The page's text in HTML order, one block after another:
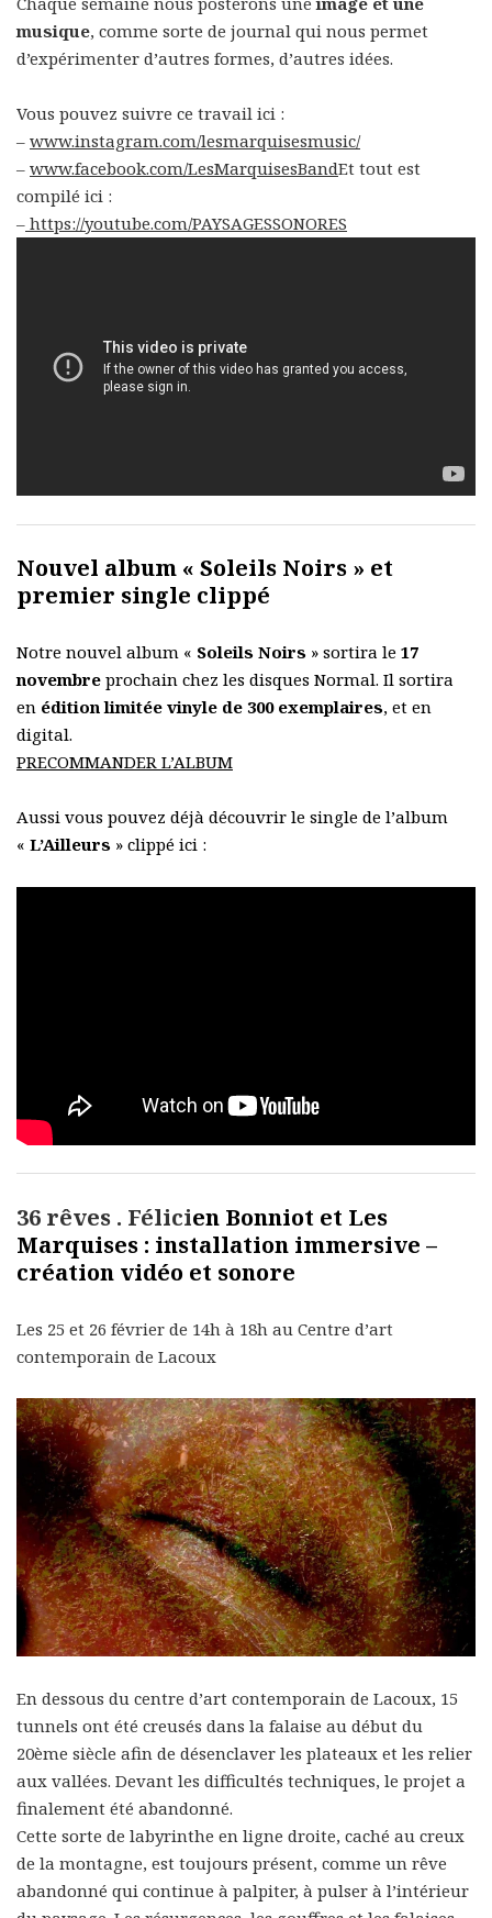
musique, comme sorte de journal qui nous permet
d’expérimenter d’autres formes, d’autres idées.
Vous pouvez suivre ce travail ici :
– www.instagram.com/lesmarquisesmusic/
– www.facebook.com/LesMarquisesBandEt tout est
compilé ici :
– https://youtube.com/PAYSAGESSONORES
Nouvel album « Soleils Noirs » et
premier single clippé
Notre nouvel album « Soleils Noirs » sortira le 17
novembre prochain chez les disques Normal. Il sortira
en édition limitée vinyle de 300 exemplaires, et en
digital.
PRECOMMANDER L’ALBUM
Aussi vous pouvez déjà découvrir le single de l’album
« L’Ailleurs » clippé ici :
36 rêves . Félicien Bonniot et Les
Marquises : installation immersive –
création vidéo et sonore
Les 25 et 26 février de 14h à 18h au Centre d’art
contemporain de Lacoux
En dessous du centre d’art contemporain de Lacoux, 15
tunnels ont été creusés dans la falaise au début du
20ème siècle afin de désenclaver les plateaux et les relier
aux vallées. Devant les difficultés techniques, le projet a
finalement été abandonné.
Cette sorte de labyrinthe en ligne droite, caché au creux
de la montagne, est toujours présent, comme un rêve
abandonné qui continue à palpiter, à pulser à l’intérieur